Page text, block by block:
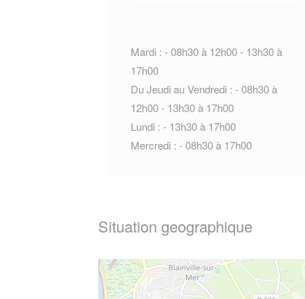
Mardi : - 08h30 à 12h00 - 13h30 à
17h00
Du Jeudi au Vendredi : - 08h30 à
12h00 - 13h30 à 17h00
Lundi : - 13h30 à 17h00
Mercredi : - 08h30 à 17h00
Situation geographique